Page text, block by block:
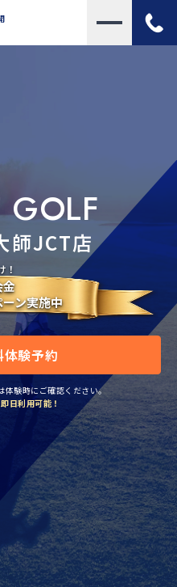
GOLF
師JCT店
！
金
ン実施中
験予約
験時にご確認ください。
日利用可能！